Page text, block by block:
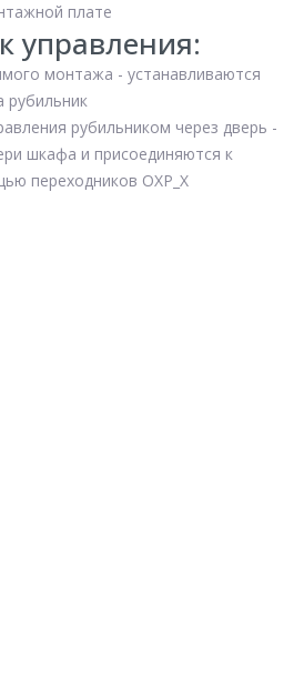
плате
управления:
монтажа - устанавливаются
рубильник
рубильником через дверь -
шкафа и присоединяются к
переходников OXP_X